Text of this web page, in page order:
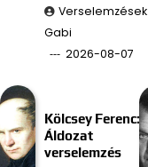
Verselemzések
Gabi
2026-08-07
Kölcsey Ferenc:
Áldozat
verselemzés